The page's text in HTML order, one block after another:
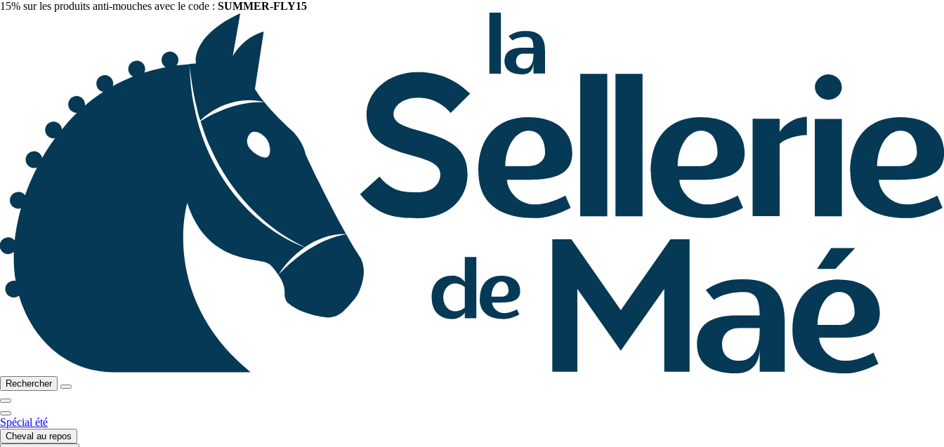
15% sur les produits anti-mouches avec le code : SUMMER-FLY15
Rechercher
Spécial été
Cheval au repos